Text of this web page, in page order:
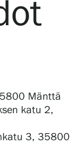
Mänttä
katu 2,
3, 35800